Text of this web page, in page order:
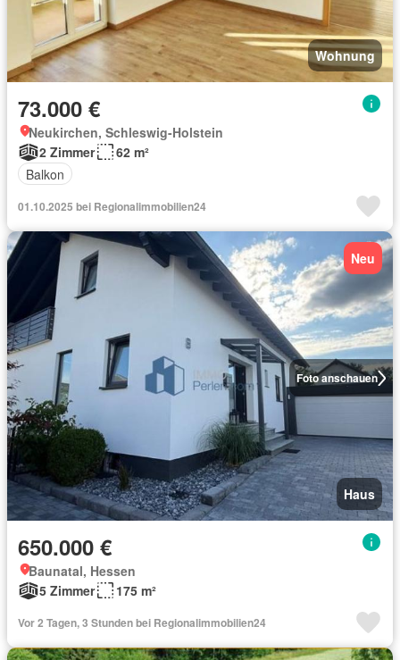
Wohnung
73.000 €
Neukirchen, Schleswig-Holstein
2 Zimmer
62 m²
Balkon
01.10.2025 bei Regionalimmobilien24
Foto anschauen
Neu
Haus
650.000 €
Baunatal, Hessen
5 Zimmer
175 m²
Vor 2 Tagen, 3 Stunden bei Regionalimmobilien24